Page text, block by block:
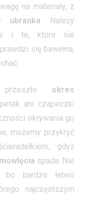
na materiały, z
ubranka. Należy
i te, które nie
się bawełna,
przeszło okres
ani czapeczki
okrywania go
możemy przykryć
gdyż
spada. Nie
bo bardzo łatwo
najczęstszym